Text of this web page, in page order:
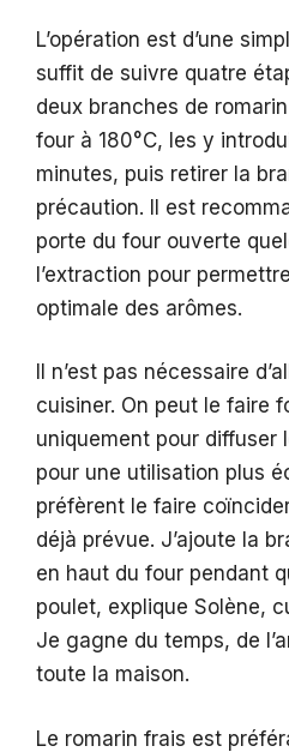
L’opération est d’une
suffit de suivre quatre
deux branches de
four à 180°C, les y
minutes, puis retirer la
précaution. Il est
porte du four ouverte
l’extraction pour
optimale des arômes.
Il n’est pas nécessaire
cuisiner. On peut le faire
uniquement pour diffuser
pour une utilisation plus
préfèrent le faire
déjà prévue. J’ajoute la
en haut du four pendant
poulet, explique Solène,
Je gagne du temps, de
toute la maison.
Le romarin frais est